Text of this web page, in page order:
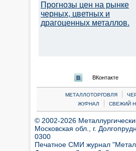
Прогнозы цен на рынке
черных, цветных и
драгоценных металлов.
ВКонтакте
МЕТАЛЛОТОРГОВЛЯ |
ЖУРНАЛ
| СВЕЖИЙ
© 2002-2026
Московская обл., г.
0300
Печатное СМИ журнал